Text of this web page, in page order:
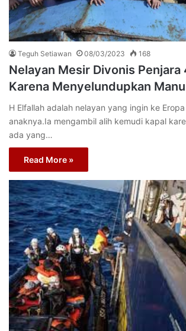
Teguh Setiawan 08/03/2023 168
Nelayan Mesir Divonis Penjara
Karena Menyelundupkan
H Elfallah adalah nelayan yang ingin ke
anaknya.Ia mengambil alih kemudi kapal
ada yang…
Read More »